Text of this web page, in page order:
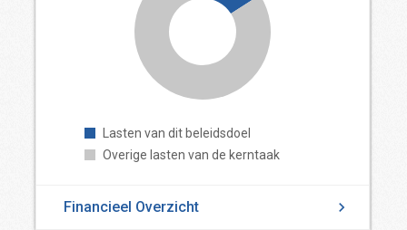
Lasten van dit beleidsdoel
Overige lasten van de kerntaak
Financieel Overzicht